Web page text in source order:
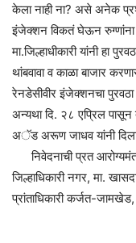
केला नाही ना? असे अनेक
इंजेक्शन विकतं घेऊन रुग्णांना
मा.जिल्हाधीकारी यांनी हा
थांबवावा व काळा बाजार
रेनडेसीवीर इंजेक्शनचा पुरवठा
अन्यथा दि. २८ एप्रिल पासून
अॅड अरूण जाधव यांनी
निवेदनाची प्रत
जिल्हाधिकारी नगर, मा.
प्रांताधिकारी कर्जत-